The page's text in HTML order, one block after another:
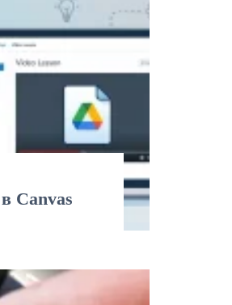
Canvas